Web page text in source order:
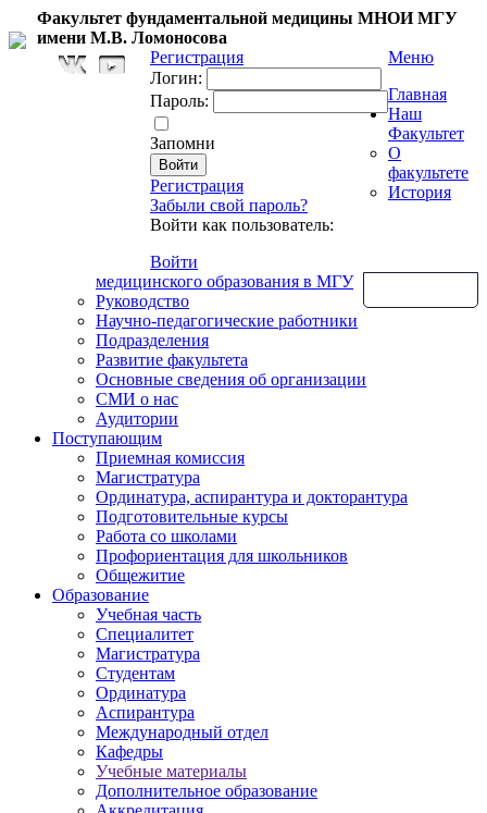
Факультет фундаментальной медицины МНОИ МГУ
имени М.В. Ломоносова
Регистрация
Логин:
Пароль:
Запомни
Регистрация
Забыли свой пароль?
Войти как пользователь:
Войти
Меню
Главная
Наш
Факультет
О
факультете
История
медицинского образования в МГУ
Руководство
Научно-педагогические работники
Подразделения
Развитие факультета
Основные сведения об организации
СМИ о нас
Аудитории
Поступающим
Приемная комиссия
Магистратура
Ординатура, аспирантура и докторантура
Подготовительные курсы
Работа со школами
Профориентация для школьников
Общежитие
Образование
Учебная часть
Специалитет
Магистратура
Студентам
Ординатура
Аспирантура
Международный отдел
Кафедры
Учебные материалы
Дополнительное образование